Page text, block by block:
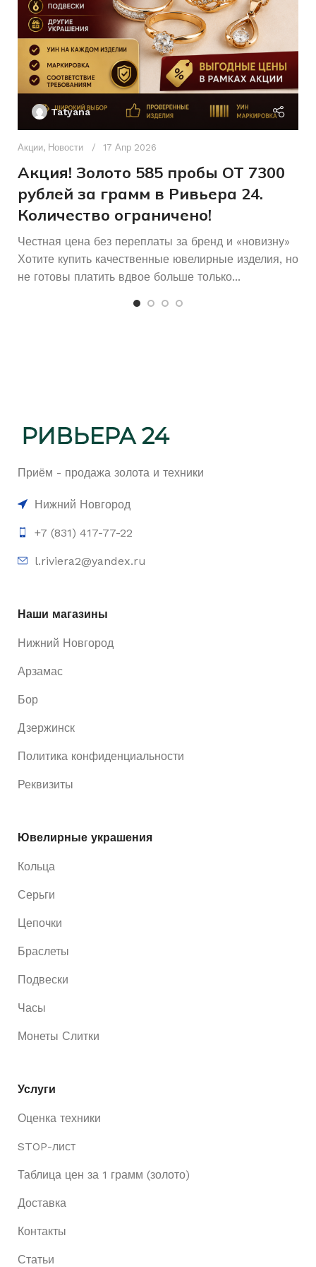
СОСТОЯНИЕ Б/У ЦВЕТ МЕТАЛЛА
ДЛЯ КОГО Женщинам
БРЕНД Без бренда
Tatyana
Акции, Новости 17 Апр 2026
Акция! Золото 585 пробы ОТ 7300
рублей за грамм в Ривьера 24.
Количество ограничено!
Честная цена без переплаты за бренд и «новизну»
Хотите купить качественные ювелирные изделия, но
не готовы платить вдвое больше только...
Приём - продажа золота и техники
Нижний Новгород
+7 (831) 417-77-22
l.riviera2@yandex.ru
Наши магазины
Нижний Новгород
Арзамас
Бор
Дзержинск
Политика конфиденциальности
Реквизиты
Ювелирные украшения
Кольца
Серьги
Цепочки
Браслеты
Подвески
Часы
Монеты Слитки
Услуги
Оценка техники
STOP-лист
Таблица цен за 1 грамм (золото)
Доставка
Контакты
Статьи